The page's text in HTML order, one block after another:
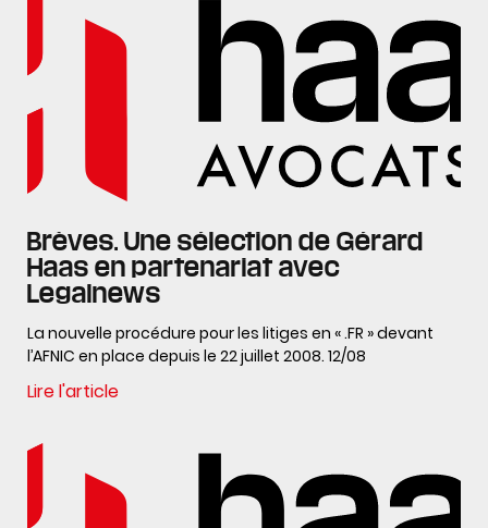
Brèves. Une sélection de Gérard
Haas en partenariat avec
Legalnews
La nouvelle procédure pour les litiges en « .FR » devant
l’AFNIC en place depuis le 22 juillet 2008. 12/08
Lire l'article